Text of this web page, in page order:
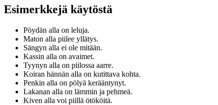
Esimerkkejä käytöstä
Pöydän alla on leluja.
Maton alla piilee yllätys.
Sängyn alla ei ole mitään.
Kassin alla on avaimet.
Tyynyn alla on piilossa aarre.
Koiran hännän alla on kutittava kohta.
Penkin alla on pölyä kerääntynyt.
Lakanan alla on lämmin ja pehmeä.
Kiven alla voi piillä ötököitä.